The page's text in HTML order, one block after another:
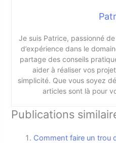
Je suis Patrice, passionné
d’expérience dans le
partage des conseils
aider à réaliser vos
simplicité. Que vous soyez
articles sont là pour
Publications
Comment faire un trou